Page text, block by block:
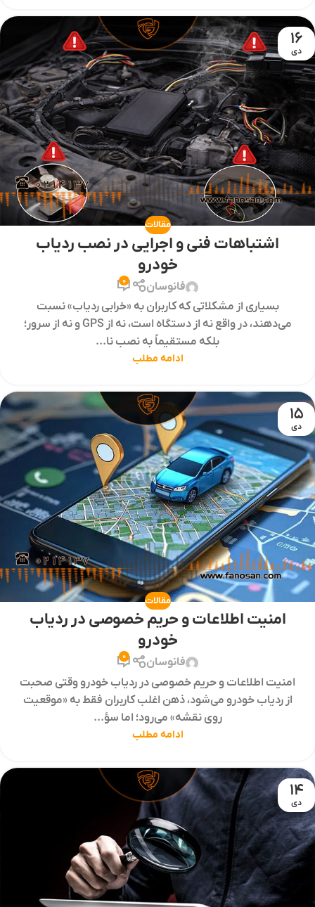
16
دی
مقالات
اشتباهات فنی و اجرایی در نصب ردیاب
خودرو
فانوسان 0
بسیاری از مشکلاتی که کاربران به «خرابی ردیاب» نسبت
می‌دهند، در واقع نه از دستگاه است، نه از GPS و نه از سرور؛
بلکه مستقیماً به نصب نا...
ادامه مطلب
15
دی
مقالات
امنیت اطلاعات و حریم خصوصی در ردیاب
خودرو
فانوسان 0
امنیت اطلاعات و حریم خصوصی در ردیاب خودرو وقتی صحبت
از ردیاب خودرو می‌شود، ذهن اغلب کاربران فقط به «موقعیت
روی نقشه» می‌رود؛ اما سؤ...
ادامه مطلب
14
دی